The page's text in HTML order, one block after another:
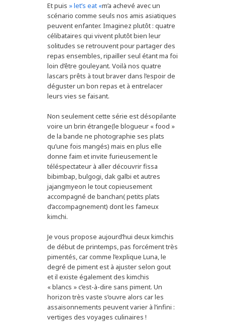
Et puis » let’s eat «m’a achevé avec un
scénario comme seuls nos amis asiatiques
peuvent enfanter. Imaginez plutôt : quatre
célibataires qui vivent plutôt bien leur
solitudes se retrouvent pour partager des
repas ensembles, ripailler seul étant ma foi
loin d’être gouleyant. Voilà nos quatre
lascars prêts à tout braver dans l’espoir de
déguster un bon repas et à entrelacer
leurs vies se faisant.
Non seulement cette série est désopilante
voire un brin étrange(le blogueur « food »
de la bande ne photographie ses plats
qu’une fois mangés) mais en plus elle
donne faim et invite furieusement le
téléspectateur à aller découvrir fissa
bibimbap, bulgogi, dak galbi et autres
jajangmyeon le tout copieusement
accompagné de banchan( petits plats
d’accompagnement) dont les fameux
kimchi.
Je vous propose aujourd’hui deux kimchis
de début de printemps, pas forcément très
pimentés, car comme l’explique Luna, le
degré de piment est à ajuster selon gout
et il existe également des kimchis
« blancs » c’est-à-dire sans piment. Un
horizon très vaste s’ouvre alors car les
assaisonnements peuvent varier à l’infini :
vertiges des voyages culinaires !